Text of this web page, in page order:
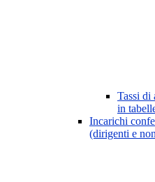
Tassi di
in
Incarichi
(dirigenti e